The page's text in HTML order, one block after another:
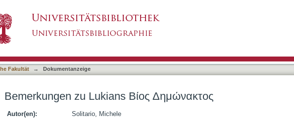
Fakultät → Dokumentanzeige
Bemerkungen zu Lukians Βίος Δημώνακτος
Autor(en):
Solitario, Michele